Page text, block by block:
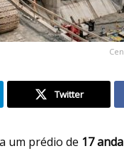
Twitter
um prédio de 17